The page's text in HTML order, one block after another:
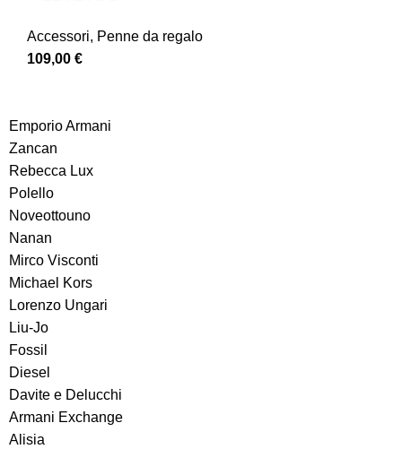
Accessori, Penne da regalo
109,00 €
Emporio Armani
Zancan
Rebecca Lux
Polello
Noveottouno
Nanan
Mirco Visconti
Michael Kors
Lorenzo Ungari
Liu-Jo
Fossil
Diesel
Davite e Delucchi
Armani Exchange
Alisia